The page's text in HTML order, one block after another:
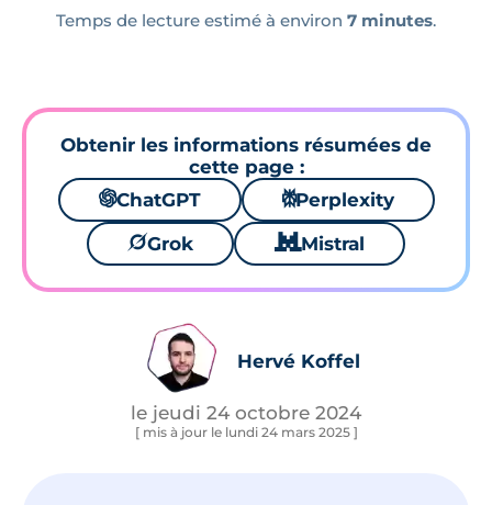
Temps de lecture estimé à environ 7 minutes.
Obtenir les informations résumées de
cette page :
🌌ChatGPT ⚙Perplexity
🪐Grok 🐱 Mistral
Hervé Koffel
le jeudi 24 octobre 2024
[ mis à jour le lundi 24 mars 2025 ]